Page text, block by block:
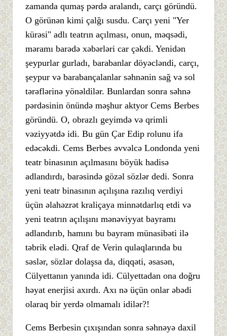
zamanda qumaş pərdə aralandı, carçı göründü.
O görünən kimi çalğı susdu. Carçı yeni "Yer
kürəsi" adlı teatrın açılması, onun, məqsədi,
məramı barədə xəbərləri car çəkdi. Yenidən
şeypurlar gurladı, barabanlar döyəcləndi, carçı,
şeypur və barabançalanlar səhnənin sağ və sol
tərəflərinə yönəldilər. Bunlardan sonra səhnə
pərdəsinin önündə məşhur aktyor Cems Berbes
göründü. O, obrazlı geyimdə və qrimli
vəziyyətdə idi. Bu gün Çar Edip rolunu ifa
edəcəkdi. Cems Berbes əvvəlcə Londonda yeni
teatr binasının açılmasını böyük hadisə
adlandırdı, barəsində gözəl sözlər dedi. Sonra
yeni teatr binasının açılışına razılıq verdiyi
üçün əlahəzrət kraliçaya minnətdarlıq etdi və
yeni teatrın açılışını mənəviyyat bayramı
adlandırıb, hamını bu bayram münasibəti ilə
təbrik elədi. Qraf de Verin qulaqlarında bu
səslər, sözlər dolaşsa da, diqqəti, əsasən,
Cülyettanın yanında idi. Cülyettadan ona doğru
həyat enerjisi axırdı. Axı nə üçün onlar əbədi
olaraq bir yerdə olmamalı idilər?!
Cems Berbesin çıxışından sonra səhnəyə daxil